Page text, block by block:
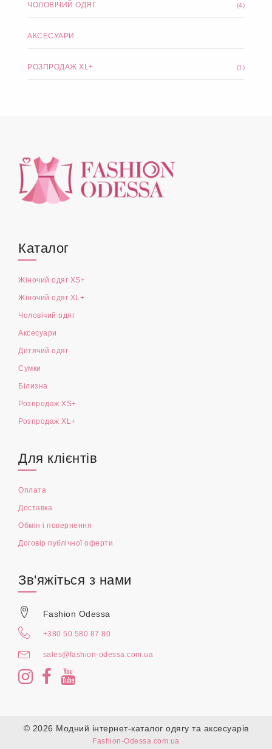
ЧОЛОВІЧИЙ ОДЯГ (4)
АКСЕСУАРИ
РОЗПРОДАЖ XL+ (1)
Каталог
Жіночий одяг XS+
Жіночий одяг XL+
Чоловічий одяг
Аксесуари
Дитячий одяг
Сумки
Білизна
Розпродаж XS+
Розпродаж XL+
Для клієнтів
Оплата
Доставка
Обмін і повернення
Договір публічної оферти
Зв'яжіться з нами
Fashion Odessa
+380 50 580 87 80
sales@fashion-odessa.com.ua
© 2026 Модний інтернет-каталог одягу та аксесуарів
Fashion-Odessa.com.ua